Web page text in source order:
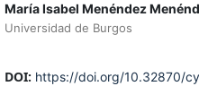
María Isabel Menéndez
Universidad de Burgos
DOI: https://doi.org/10.32870/